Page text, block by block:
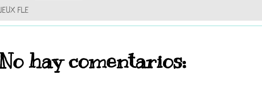
FLE
hay comentarios: